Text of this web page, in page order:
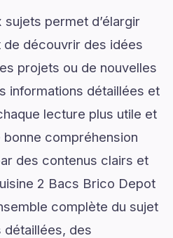
permet d’élargir
découvrir des idées
projets ou de nouvelles
informations détaillées et
lecture plus utile et
compréhension
des contenus clairs et
2 Bacs Brico Depot
complète du sujet
des